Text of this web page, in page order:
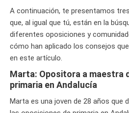
A continuación, te presentamos
que, al igual que tú, están en la
diferentes oposiciones y
cómo han aplicado los consejos
en este artículo.
Marta: Opositora a maestra
primaria en Andalucía
Marta es una joven de 28 años que